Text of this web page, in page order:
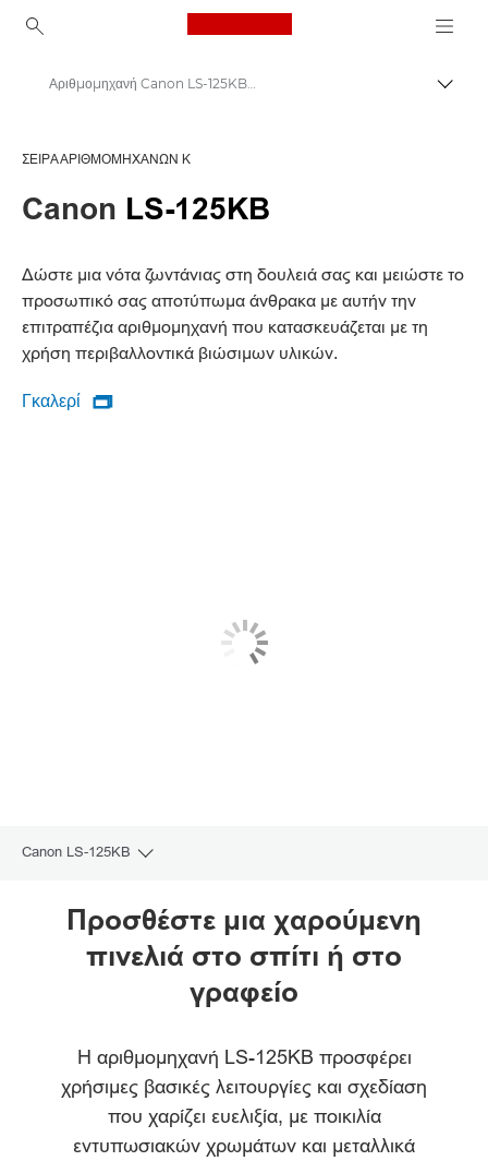
Canon Logo, back to
Αριθμομηχανή Canon LS-125KB, Σειράς K: Βιωσιμότητα και αποδοτικότητα για έναν πιο πράσινο χώρο εργασίας
ΣΕΙΡΆ ΑΡΙΘΜΟΜΗΧΑΝΏΝ K
Canon LS-125KB
Δώστε μια νότα ζωντάνιας στη δουλειά σας και μειώστε το
προσωπικό σας αποτύπωμα άνθρακα με αυτήν την
επιτραπέζια αριθμομηχανή που κατασκευάζεται με τη
χρήση περιβαλλοντικά βιώσιμων υλικών.
Γκαλερί
Γκαλερί

Canon LS-125KB
Toggle breadcrumbs
Επισκόπηση
Προδιαγραφές
Προσθέστε μια χαρούμενη
πινελιά στο σπίτι ή στο
γραφείο
Η αριθμομηχανή LS-125KB προσφέρει
χρήσιμες βασικές λειτουργίες και σχεδίαση
που χαρίζει ευελιξία, με ποικιλία
εντυπωσιακών χρωμάτων και μεταλλικά